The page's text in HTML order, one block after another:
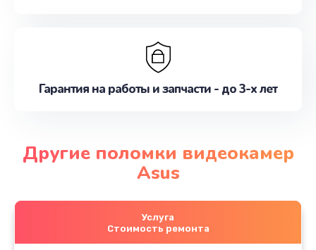
Гарантия на работы и запчасти - до 3-х лет
Другие поломки видеокамер
Asus
Услуга
Стоимость ремонта